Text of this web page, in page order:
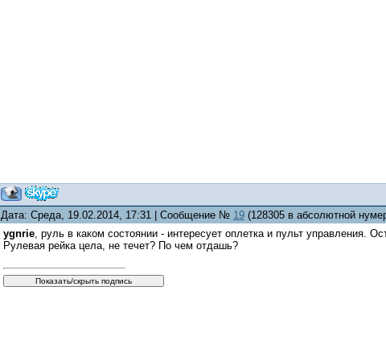
Дата: Среда, 19.02.2014, 17:31 | Сообщение № 19 (128305 в абсолютной
ygnrie, руль в каком состоянии - интересует оплетка и пульт управления.
Рулевая рейка цела, не течет? По чем отдашь?